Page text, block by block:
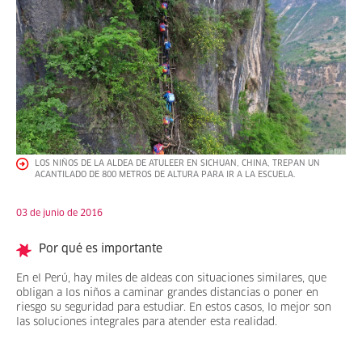
LOS NIÑOS DE LA ALDEA DE ATULEER EN SICHUAN, CHINA, TREPAN UN
ACANTILADO DE 800 METROS DE ALTURA PARA IR A LA ESCUELA.
03 de junio de 2016
Por qué es importante
En el Perú, hay miles de aldeas con situaciones similares, que
obligan a los niños a caminar grandes distancias o poner en
riesgo su seguridad para estudiar. En estos casos, lo mejor son
las soluciones integrales para atender esta realidad.